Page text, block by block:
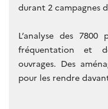
durant 2 campagnes
L’analyse des
fréquentation et
ouvrages. Des
pour les rendre